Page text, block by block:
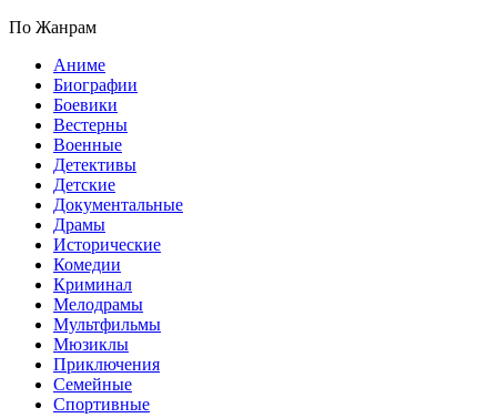
По Жанрам
Аниме
Биографии
Боевики
Вестерны
Военные
Детективы
Детские
Документальные
Драмы
Исторические
Комедии
Криминал
Мелодрамы
Мультфильмы
Мюзиклы
Приключения
Семейные
Спортивные